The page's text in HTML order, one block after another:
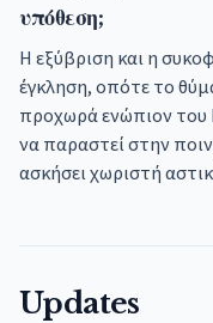
υπόθεση;
Η εξύβριση και η
έγκληση, οπότε το
προχωρά ενώπιον του
να παραστεί στην
ασκήσει χωριστή
Updates